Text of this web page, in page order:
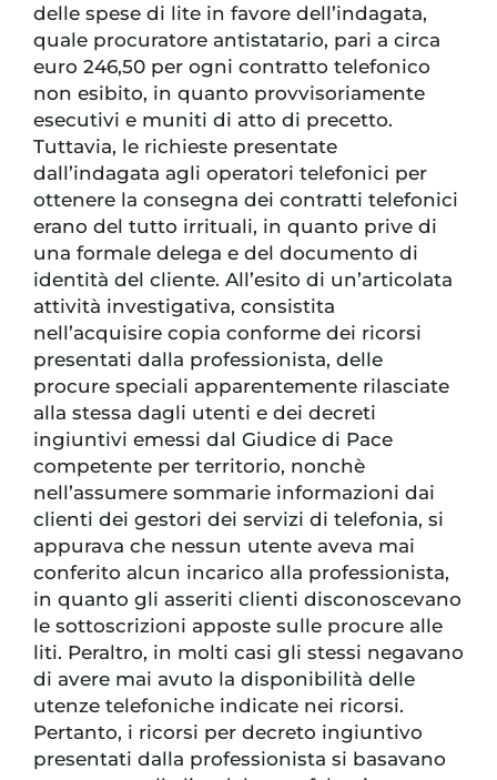
delle spese di lite in favore dell’indagata,
quale procuratore antistatario, pari a circa
euro 246,50 per ogni contratto telefonico
non esibito, in quanto provvisoriamente
esecutivi e muniti di atto di precetto.
Tuttavia, le richieste presentate
dall’indagata agli operatori telefonici per
ottenere la consegna dei contratti telefonici
erano del tutto irrituali, in quanto prive di
una formale delega e del documento di
identità del cliente. All’esito di un’articolata
attività investigativa, consistita
nell’acquisire copia conforme dei ricorsi
presentati dalla professionista, delle
procure speciali apparentemente rilasciate
alla stessa dagli utenti e dei decreti
ingiuntivi emessi dal Giudice di Pace
competente per territorio, nonchè
nell’assumere sommarie informazioni dai
clienti dei gestori dei servizi di telefonia, si
appurava che nessun utente aveva mai
conferito alcun incarico alla professionista,
in quanto gli asseriti clienti disconoscevano
le sottoscrizioni apposte sulle procure alle
liti. Peraltro, in molti casi gli stessi negavano
di avere mai avuto la disponibilità delle
utenze telefoniche indicate nei ricorsi.
Pertanto, i ricorsi per decreto ingiuntivo
presentati dalla professionista si basavano